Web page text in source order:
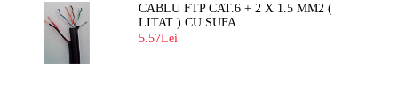
CABLU FTP CAT.6 + 2 X 1.5 MM2 (
LITAT ) CU SUFA
5.57Lei